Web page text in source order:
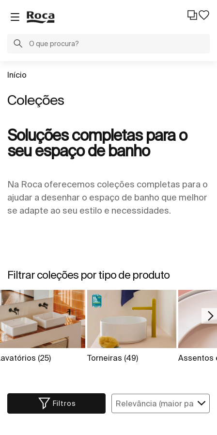
Início
Coleções
Soluções completas para o
seu espaço de banho
Na Roca oferecemos coleções completas para o
ajudar a desenhar o espaço de banho que melhor
se adapte ao seu estilo e necessidades.
Filtrar coleções por tipo de produto
(25) Torneiras (49) Assentos
Filtros